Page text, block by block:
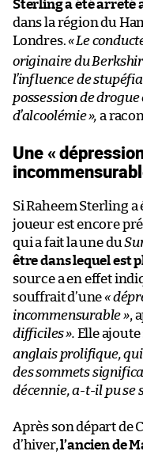
Sterling a été arrêté
dans la région du
Londres.«Le
originaire du
l’influence de
possession de
d’alcoolémie», a
Une «
Si Raheem Sterling
joueur est encore
qui a fait la une du
être dans lequel est
source a en effet
souffrait d’une«
incommensurable »,
difficiles». Elle ajoute
anglais prolifique, qui
des sommets
décennie, a-t-il pu se
Après son départ de
d’hiver,l’ancien de